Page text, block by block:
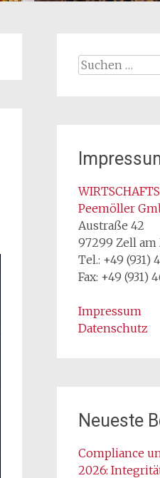
Suchen
Peemöller
Austraße 42
97299 Zell
Tel.: +49 (931)
Fax: +49 (931)
Impressum
Datenschutz
Neueste
Compliance
2026: